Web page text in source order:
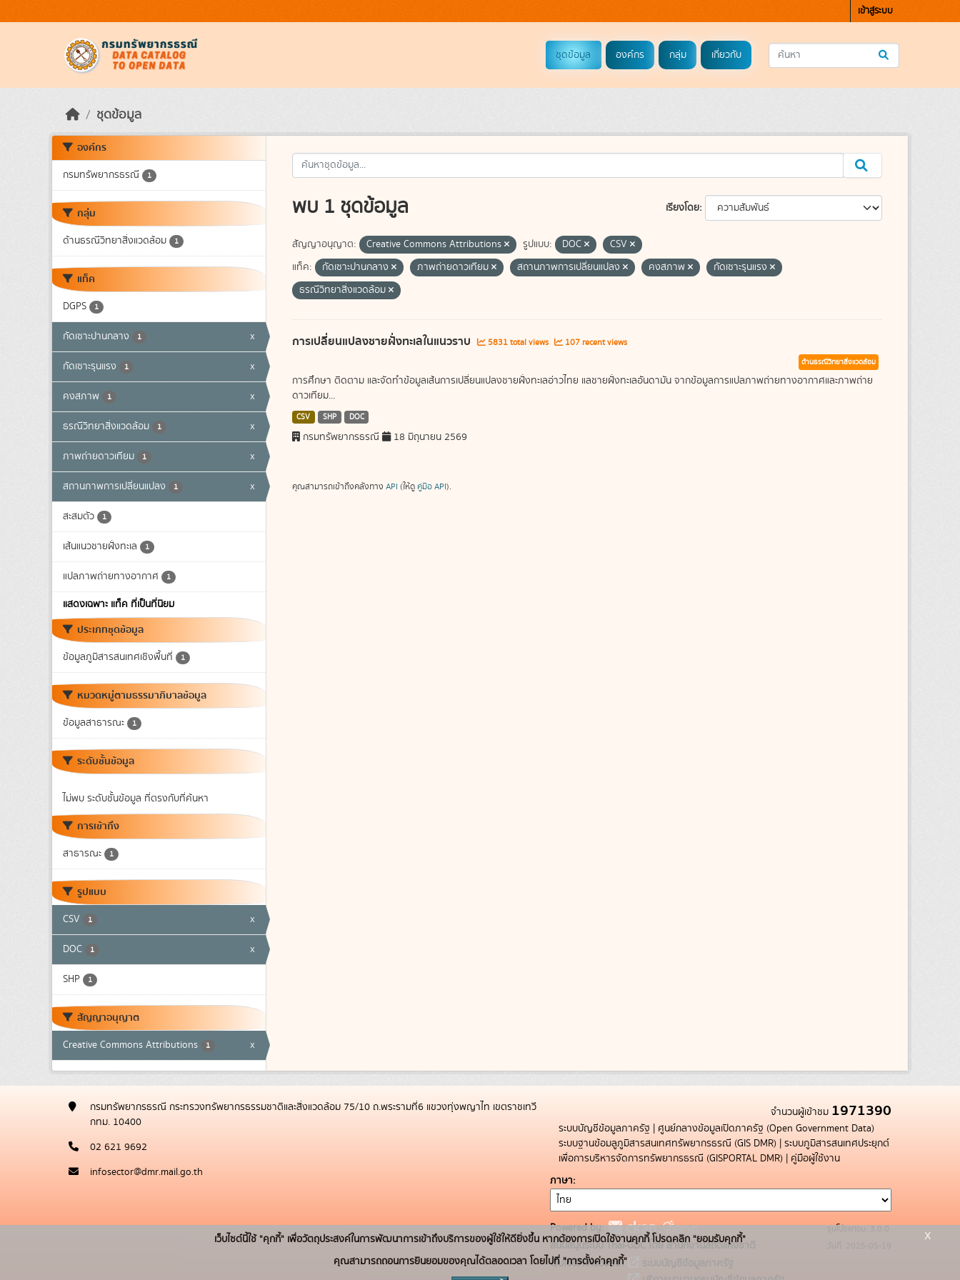
เข้าสู่ระบบ
ชุดข้อมูล องค์กร กลุ่ม เกี่ยวกับ
ชุดข้อมูล
องค์กร
กรมทรัพยากรธรณี 1
กลุ่ม
ด้านธรณีวิทยาสิ่งแวดล้อม 1
แท็ค
DGPS 1
กัดเซาะปานกลาง 1 x
กัดเซาะรุนแรง 1 x
คงสภาพ 1 x
ธรณีวิทยาสิ่งแวดล้อม 1 x
ภาพถ่ายดาวเทียม 1 x
สถานภาพการเปลี่ยนแปลง 1 x
สะสมตัว 1
เส้นแนวชายฝั่งทะเล 1
แปลภาพถ่ายทางอากาศ 1
แสดงเฉพาะ แท็ค ที่เป็นที่นิยม
ประเภทชุดข้อมูล
ข้อมูลภูมิสารสนเทศเชิงพื้นที่ 1
หมวดหมู่ตามธรรมาภิบาลข้อมูล
ข้อมูลสาธารณะ 1
ระดับชั้นข้อมูล
ไม่พบ ระดับชั้นข้อมูล ที่ตรงกับที่ค้นหา
การเข้าถึง
สาธารณะ 1
รูปแบบ
CSV 1 x
DOC 1 x
SHP 1
สัญญาอนุญาต
Creative Commons Attributions 1 x
เรียงโดย
พบ 1 ชุดข้อมูล
สัญญาอนุญาต: Creative Commons Attributions รูปแบบ: DOC
CSV
แท็ค:
กัดเซาะปานกลาง ภาพถ่ายดาวเทียม สถานภาพการเปลี่ยนแปลง คงสภาพ
กัดเซาะรุนแรง
ธรณีวิทยาสิ่งแวดล้อม
การเปลี่ยนแปลงชายฝั่งทะเลในแนวราบ 5831 total views 107 recent views
ด้านธรณีวิทยาสิ่งแวดล้อม
การศึกษา ติดตาม และจัดทำข้อมูลเส้นการเปลี่ยนแปลงชายฝั่งทะเลอ่าวไทย แลชายฝั่งทะเลอันดามัน จากข้อมูลการแปลภาพถ่ายทางอากาศและภาพถ่าย
ดาวเทียม...
CSV SHP DOC
กรมทรัพยากรธรณี 18 มิถุนายน 2569
คุณสามารถเข้าถึงคลังทาง API (ให้ดู คู่มือ API).
กรมทรัพยากรธรณี กระทรวงทรัพยากรธรรมชาติและสิ่งแวดล้อม 75/10 ถ.พระรามที่6 แขวงทุ่งพญาไท เขตราชเทวี
กทม. 10400
02 621 9692
infosector@dmr.mail.go.th
จำนวนผู้เข้าชม 1971390
ระบบบัญชีข้อมูลภาครัฐ | ศูนย์กลางข้อมูลเปิดภาครัฐ (Open Government Data)
ระบบฐานข้อมลูภูมิสารสนเทศทรัพยากรธรณี (GIS DMR) | ระบบภูมิสารสนเทศประยุกต์
เพื่อการบริหารจัดการทรัพยากรธรณี (GISPORTAL DMR) | คู่มือผู้ใช้งาน
ภาษา
Powered by:
สนับสนุนระบบ Thai-GDC โดย สำนักงานสถิติแห่งชาติ
เว็บไซต์ที่เกี่ยวข้อง:
ระบบบัญชีข้อมูลภาครัฐ
รุ่นโปรแกรม: 3.0.0
วันที่: 2025-05-19
เว็บไซต์นี้ใช้ "คุกกี้" เพื่อวัตถุประสงค์ในการพัฒนาการเข้าถึงบริการของผู้ใช้ให้ดียิ่งขึ้น หากต้องการเปิดใช้งานคุกกี้ โปรดคลิก "ยอมรับคุกกี้"
คุณสามารถถอนการยินยอมของคุณได้ตลอดเวลา โดยไปที่ "การตั้งค่าคุกกี้"
x